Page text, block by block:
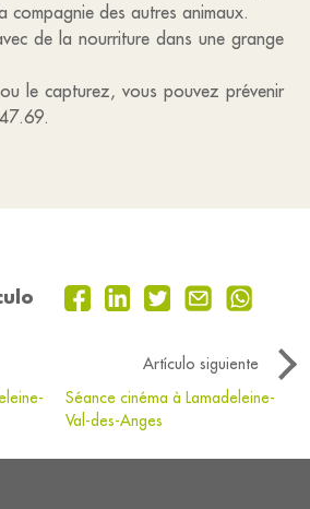
compagnie des autres animaux.
de la nourriture dans une grange
le capturez, vous pouvez prévenir
Artículo siguiente
Séance cinéma à Lamadeleine-
Val-des-Anges